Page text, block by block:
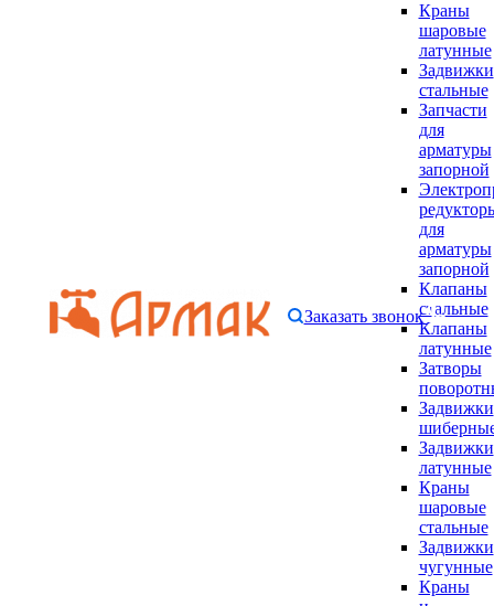
Краны
шаровые
латунные
Задвижки
стальные
Запчасти
для
арматуры
запорной
для
арматуры
запорной
Клапаны
стальные
Клапаны
латунные
Затворы
Задвижки
Задвижки
латунные
Краны
шаровые
стальные
Задвижки
чугунные
Краны
Заказать звонок